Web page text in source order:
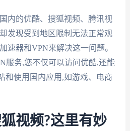
内的优酷、搜狐视频、腾讯视
发现受到地区限制无法正常观
速器和VPN来解决这一问题。
服务,您不仅可以访问优酷,还能
和使用国内应用,如游戏、电商
视频?这里有妙